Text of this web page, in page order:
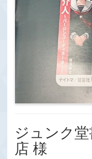
ジュンク
店 様